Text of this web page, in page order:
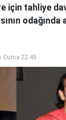
için tahliye
Cuma 22:45